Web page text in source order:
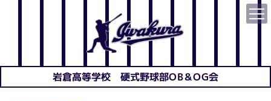
岩倉高等学校 硬式野球部OB＆OG会